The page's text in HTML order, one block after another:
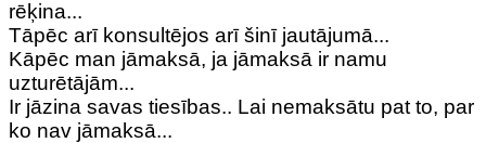
rēķina...
Tāpēc arī konsultējos arī šinī jautājumā...
Kāpēc man jāmaksā, ja jāmaksā ir namu
uzturētājām...
Ir jāzina savas tiesības.. Lai nemaksātu pat to, par
ko nav jāmaksā...